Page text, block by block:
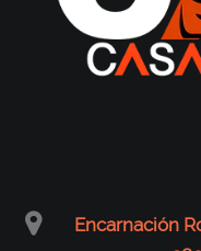
Encarnación